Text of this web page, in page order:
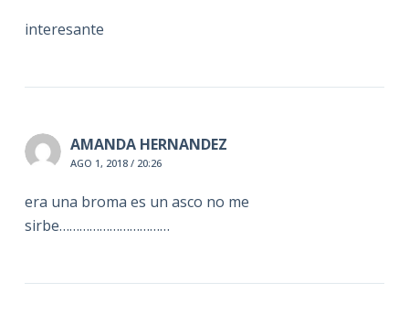
interesante
AMANDA HERNANDEZ
AGO 1, 2018 / 20:26
era una broma es un asco no me
sirbe……………………………